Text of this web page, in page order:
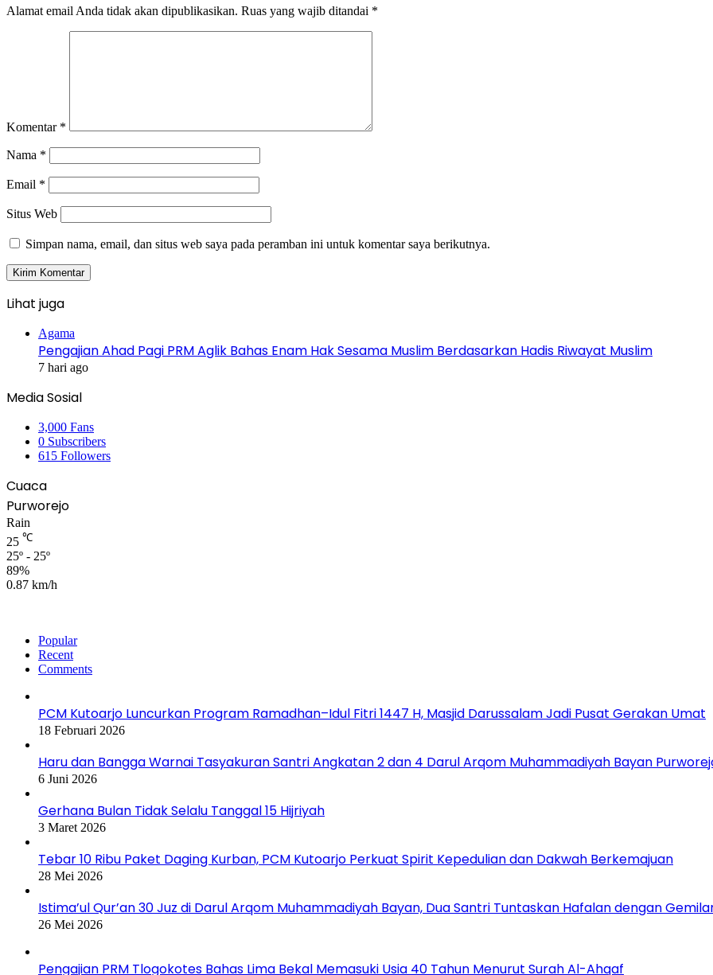
Alamat email Anda tidak akan dipublikasikan. Ruas yang wajib ditandai *
Komentar *
Nama *
Email *
Situs Web
Simpan nama, email, dan situs web saya pada peramban ini untuk komentar saya berikutnya.
Lihat juga
Agama
Pengajian Ahad Pagi PRM Aglik Bahas Enam Hak Sesama Muslim Berdasarkan Hadis Riwayat Muslim
7 hari ago
Media Sosial
3,000 Fans
0 Subscribers
615 Followers
Cuaca
Purworejo
Rain
25 ℃
25º - 25º
89%
0.87 km/h
Popular
Recent
Comments
PCM Kutoarjo Luncurkan Program Ramadhan–Idul Fitri 1447 H, Masjid Darussalam Jadi Pusat Gerakan Umat
18 Februari 2026
Haru dan Bangga Warnai Tasyakuran Santri Angkatan 2 dan 4 Darul Arqom Muhammadiyah Bayan
6 Juni 2026
Gerhana Bulan Tidak Selalu Tanggal 15 Hijriyah
3 Maret 2026
Tebar 10 Ribu Paket Daging Kurban, PCM Kutoarjo Perkuat Spirit Kepedulian dan Dakwah Berkemajuan
28 Mei 2026
Istima’ul Qur’an 30 Juz di Darul Arqom Muhammadiyah Bayan, Dua Santri Tuntaskan Hafalan dengan
26 Mei 2026
Pengajian PRM Tlogokotes Bahas Lima Bekal Memasuki Usia 40 Tahun Menurut Surah Al-Ahqaf